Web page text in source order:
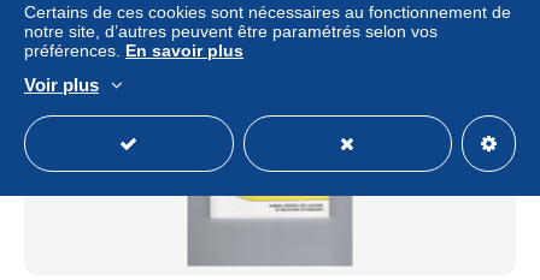
Certains de ces cookies sont nécessaires au fonctionnement de
notre site, d’autres peuvent être paramétrés selon vos
préférences. En savoir plus
Voir plus